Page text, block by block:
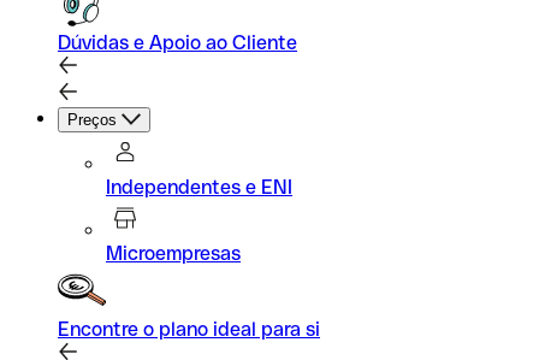
Dúvidas e Apoio ao Cliente
Preços
Independentes e ENI
Microempresas
Encontre o plano ideal para si